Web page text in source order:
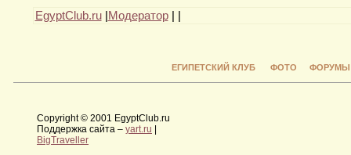
EgyptClub.ru| Модератор|
ЕГИПЕТСКИЙ КЛУБ ФОТО ФОРУМЫ
Copyright © 2001 EgyptClub.ru
Поддержка сайта – yart.ru |
BigTraveller